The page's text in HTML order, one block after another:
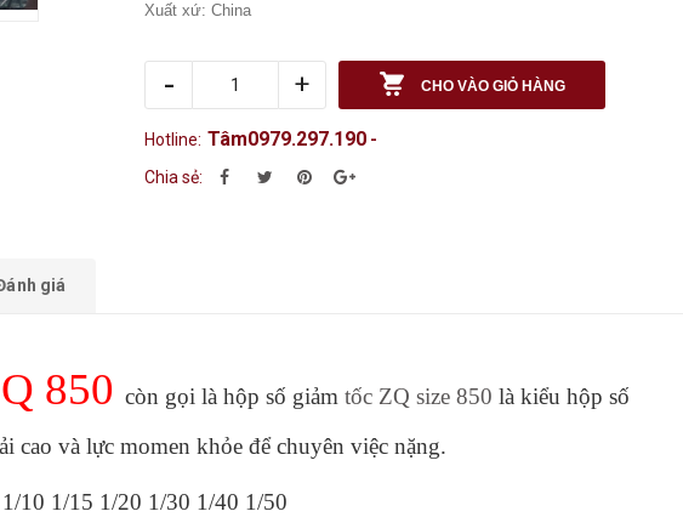
Xuất xứ: China
- + CHO VÀO GIỎ HÀNG
Hotline: Tâm0979.297.190 -
Chia sẻ:
giá
850 còn gọi là hộp số giảm tốc ZQ size 850 là kiểu hộp số
cao và lực momen khỏe để chuyên việc nặng.
10 1/15 1/20 1/30 1/40 1/50